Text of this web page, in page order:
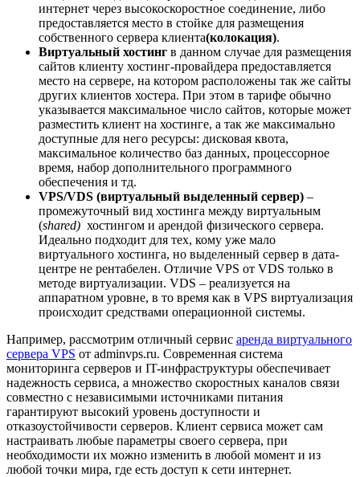
интернет через высокоскоростное соединение, либо
предоставляется место в стойке для размещения
собственного сервера клиента(колокация).
Виртуальный хостинг в данном случае для размещения
сайтов клиенту хостинг-провайдера предоставляется
место на сервере, на котором расположены так же сайты
других клиентов хостера. При этом в тарифе обычно
указывается максимальное число сайтов, которые может
разместить клиент на хостинге, а так же максимально
доступные для него ресурсы: дисковая квота,
максимальное количество баз данных, процессорное
время, набор дополнительного программного
обеспечения и тд.
VPS/VDS (виртуальный выделенный сервер) –
промежуточный вид хостинга между виртуальным
(shared) хостингом и арендой физического сервера.
Идеально подходит для тех, кому уже мало
виртуального хостинга, но выделенный сервер в дата-
центре не рентабелен. Отличие VPS от VDS только в
методе виртуализации. VDS – реализуется на
аппаратном уровне, в то время как в VPS виртуализация
происходит средствами операционной системы.
Например, рассмотрим отличный сервис аренда виртуального
сервера VPS от adminvps.ru. Современная система
мониторинга серверов и IT-инфраструктуры обеспечивает
надежность сервиса, а множество скоростных каналов связи
совместно с независимыми источниками питания
гарантируют высокий уровень доступности и
отказоустойчивости серверов. Клиент сервиса может сам
настраивать любые параметры своего сервера, при
необходимости их можно изменить в любой момент и из
любой точки мира, где есть доступ к сети интернет.